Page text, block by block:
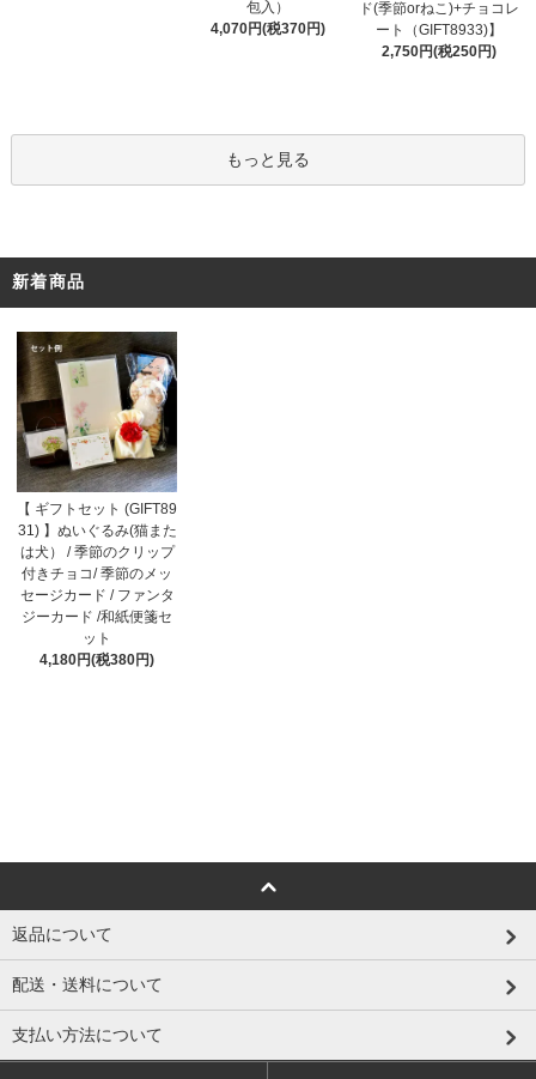
包入）
4,070円(税370円)
ド(季節orねこ)+チョコレ
ート（GIFT8933)】
2,750円(税250円)
もっと見る
新着商品
【 ギフトセット (GIFT89
31) 】ぬいぐるみ(猫また
は犬） / 季節のクリップ
付きチョコ/ 季節のメッ
セージカード / ファンタ
ジーカード /和紙便箋セ
ット
4,180円(税380円)
返品について
配送・送料について
支払い方法について